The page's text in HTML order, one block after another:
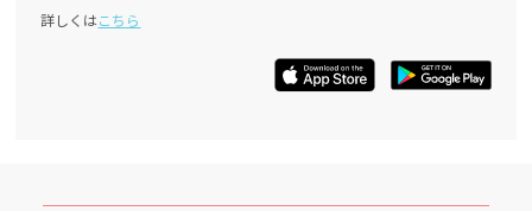
詳しくはこちら